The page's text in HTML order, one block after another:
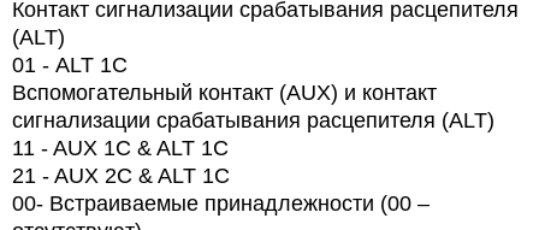
Контакт сигнализации срабатывания расцепителя
(ALT)
01 - ALT 1C
Вспомогательный контакт (AUX) и контакт
сигнализации срабатывания расцепителя (ALT)
11 - AUX 1C & ALT 1C
21 - AUX 2C & ALT 1C
00- Встраиваемые принадлежности (00 –